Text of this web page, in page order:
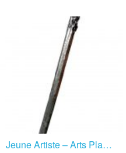
Jeune Artiste – Arts Plastiques